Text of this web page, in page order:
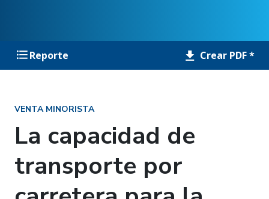
Reporte Crear PDF *
VENTA MINORISTA
La capacidad de
transporte por